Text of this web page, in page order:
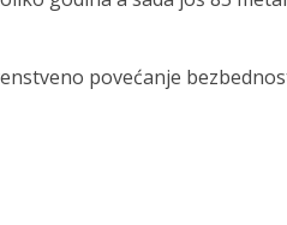
povećanje